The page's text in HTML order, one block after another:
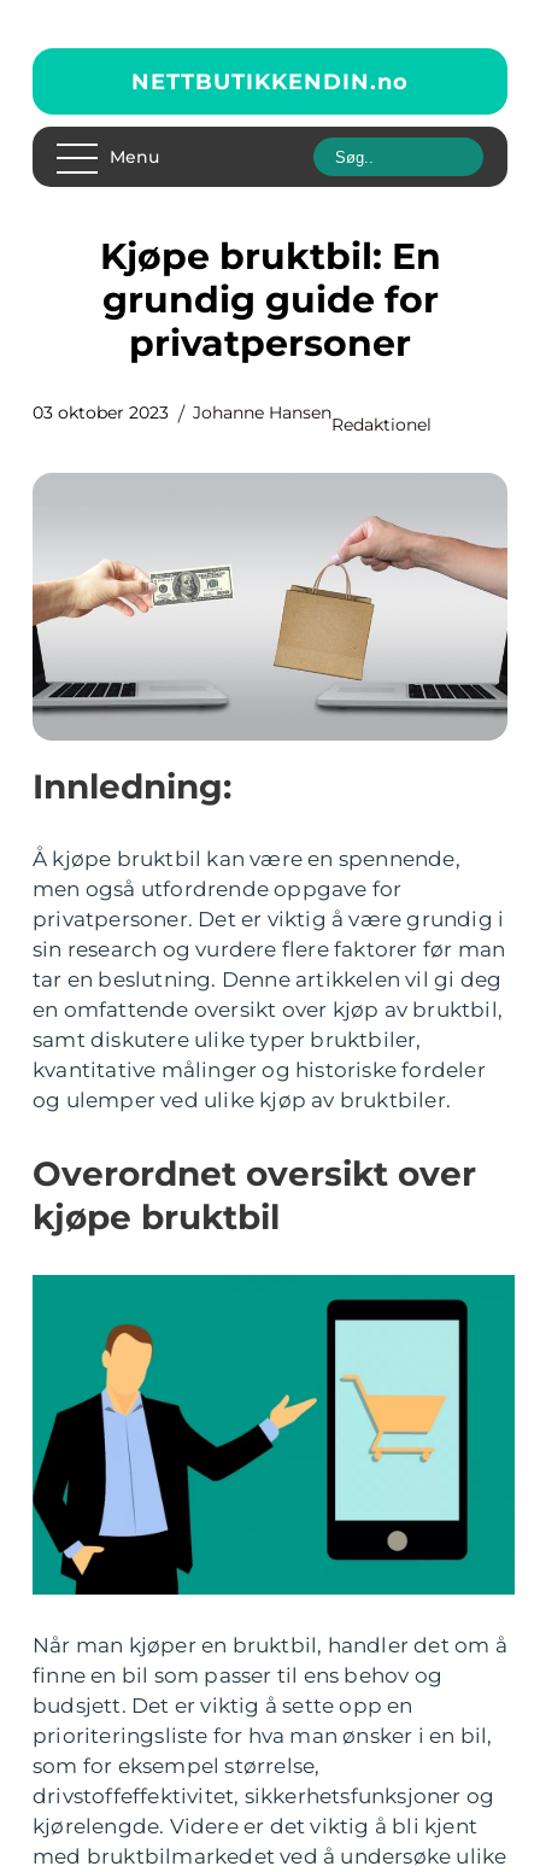
NETTBUTIKKENDIN.no
Menu
Kjøpe bruktbil: En
grundig guide for
privatpersoner
03 oktober 2023 Johanne Hansen
Redaktionel
Innledning:
Å kjøpe bruktbil kan være en spennende,
men også utfordrende oppgave for
privatpersoner. Det er viktig å være grundig i
sin research og vurdere flere faktorer før man
tar en beslutning. Denne artikkelen vil gi deg
en omfattende oversikt over kjøp av bruktbil,
samt diskutere ulike typer bruktbiler,
kvantitative målinger og historiske fordeler
og ulemper ved ulike kjøp av bruktbiler.
Overordnet oversikt over
kjøpe bruktbil
Når man kjøper en bruktbil, handler det om å
finne en bil som passer til ens behov og
budsjett. Det er viktig å sette opp en
prioriteringsliste for hva man ønsker i en bil,
som for eksempel størrelse,
drivstoffeffektivitet, sikkerhetsfunksjoner og
kjørelengde. Videre er det viktig å bli kjent
med bruktbilmarkedet ved å undersøke ulike